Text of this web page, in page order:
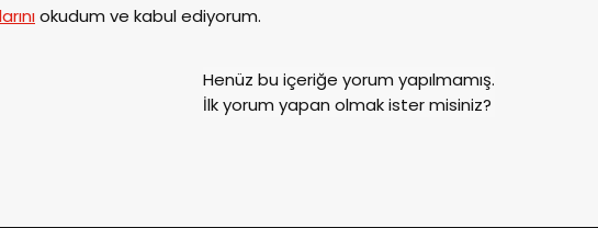
okudum ve kabul ediyorum.
Henüz bu içeriğe yorum yapılmamış.
İlk yorum yapan olmak ister misiniz?